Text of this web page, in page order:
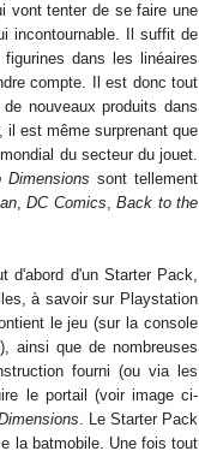
vont tenter de se faire une
incontournable. Il suffit de
dans les linéaires
compte. Il est donc tout
de nouveaux produitsdans
il est même surprenant que
du secteur du jouet.
Dimensions sont tellement
,DC Comics,Back to the
d'abord d'un Starter Pack,
à savoir sur P aystation
le jeu (sur la console
ainsi que de nombreuses
fourni (ou via les
le portail (voir image ci-
. Le Starter Pack
la batmobile. Une fois tout